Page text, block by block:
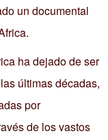
un documental
ha dejado de ser
últimas décadas,
por
de los vastos